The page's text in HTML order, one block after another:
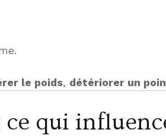
le poids, détériorer un
ce qui